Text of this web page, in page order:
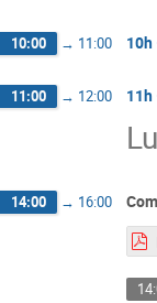
10:00 → 11:00 10h
11:00 → 12:00
14:00 → 16:00